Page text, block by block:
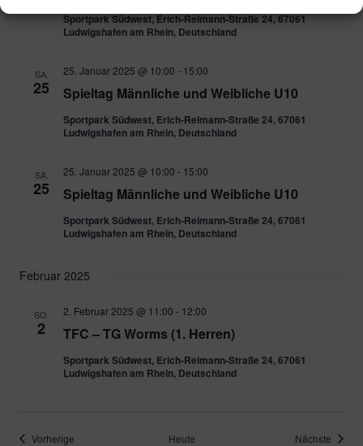
Sportpark Südwest, Erich-Reimann-Straße 24, 67061
Ludwigshafen am Rhein, Deutschland
SA.
25 Spieltag Männliche und Weibliche U10
25. Januar 2025 @ 10:00 - 15:00
Sportpark Südwest, Erich-Reimann-Straße 24, 67061
Ludwigshafen am Rhein, Deutschland
SA.
25 Spieltag Männliche und Weibliche U10
25. Januar 2025 @ 10:00 - 15:00
Sportpark Südwest, Erich-Reimann-Straße 24, 67061
Ludwigshafen am Rhein, Deutschland
Februar 2025
SO.
2 TFC – TG Worms (1. Herren)
2. Februar 2025 @ 11:00 - 12:00
Sportpark Südwest, Erich-Reimann-Straße 24, 67061
Ludwigshafen am Rhein, Deutschland
Vorherige Heute Nächste